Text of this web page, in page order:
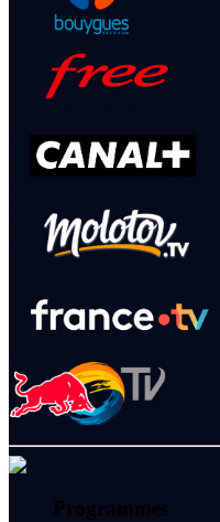
Programmes